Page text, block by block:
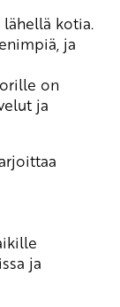
kotia.
ja
on
ja
ja